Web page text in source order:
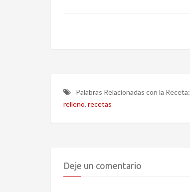
Palabras Relacionadas con la Receta:
relleno, recetas
Deje un comentario